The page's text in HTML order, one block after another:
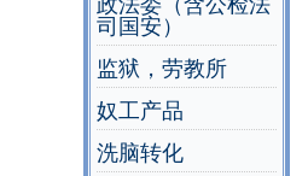
司国安）
监狱，劳教所
奴工产品
洗脑转化